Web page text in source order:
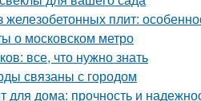
плит:
о московском метро
все, что нужно знать
связаны с городом
дома: прочность и